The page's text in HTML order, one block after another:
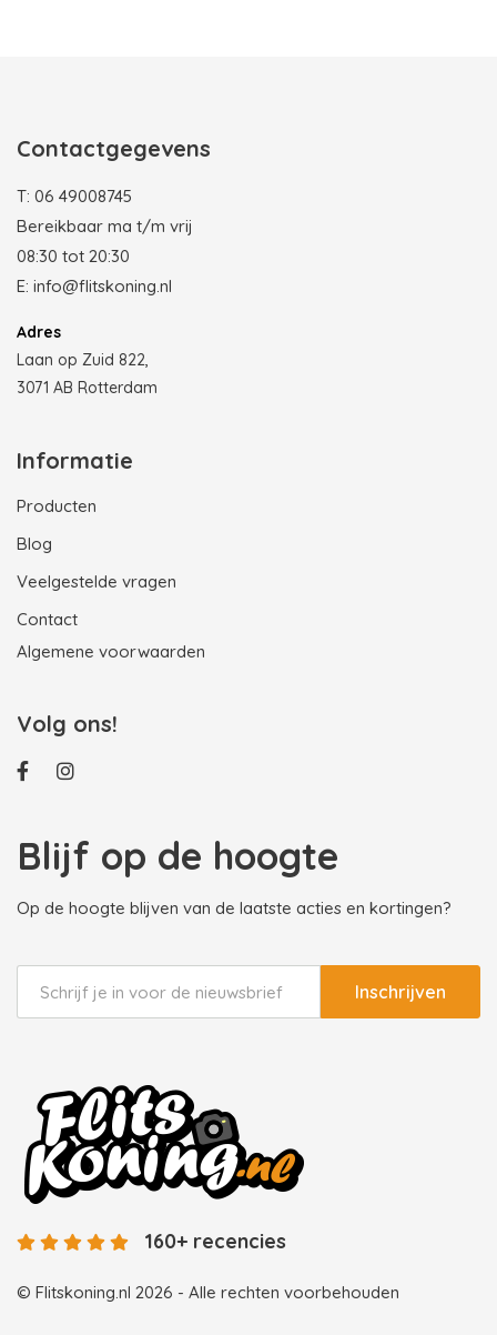
Contactgegevens
T: 06 49008745
Bereikbaar ma t/m vrij
08:30 tot 20:30
E: info@flitskoning.nl
Adres
Laan op Zuid 822,
3071 AB Rotterdam
Informatie
Producten
Blog
Veelgestelde vragen
Contact
Algemene voorwaarden
Volg ons!
Blijf op de hoogte
Op de hoogte blijven van de laatste acties en kortingen?
Inschrijven
© Flitskoning.nl 2026 - Alle rechten voorbehouden
160+ recencies